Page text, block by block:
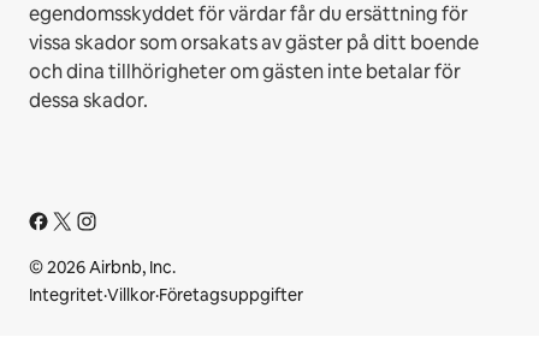
egendomsskyddet för värdar får du ersättning för
vissa skador som orsakats av gäster på ditt boende
och dina tillhörigheter om gästen inte betalar för
dessa skador.
© 2026 Airbnb, Inc.
Integritet·Villkor·Företagsuppgifter